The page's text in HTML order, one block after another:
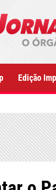
Edição